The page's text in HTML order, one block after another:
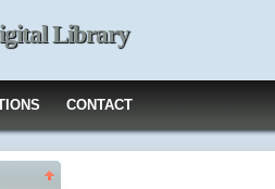
Library
CONTACT